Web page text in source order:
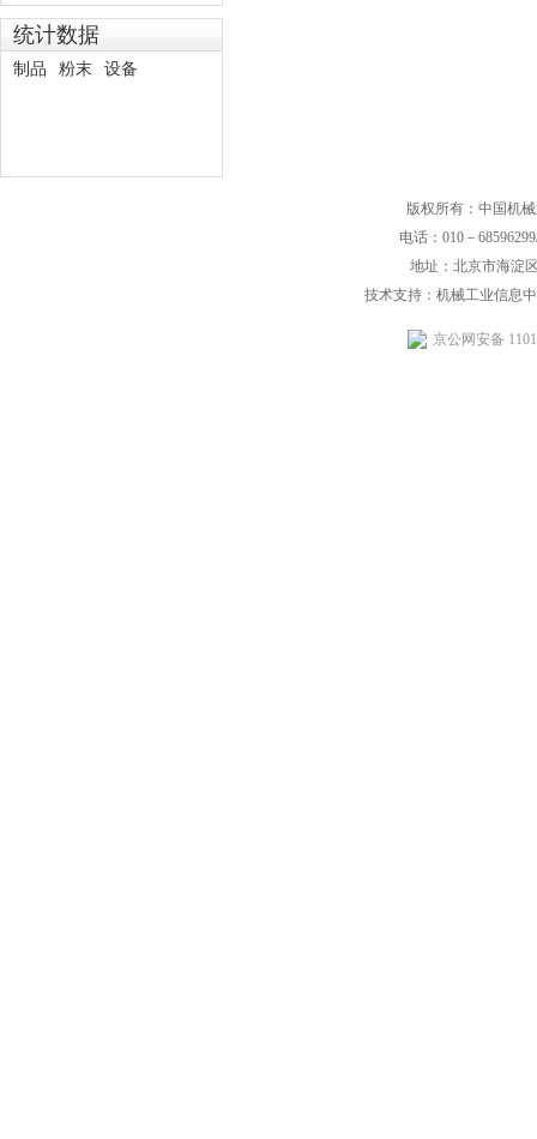
统计数据
制品 粉末 设备
版权所有：中国机
电话：010－
地址：北京市海淀
技术支持：机械工业信息
京公网安备